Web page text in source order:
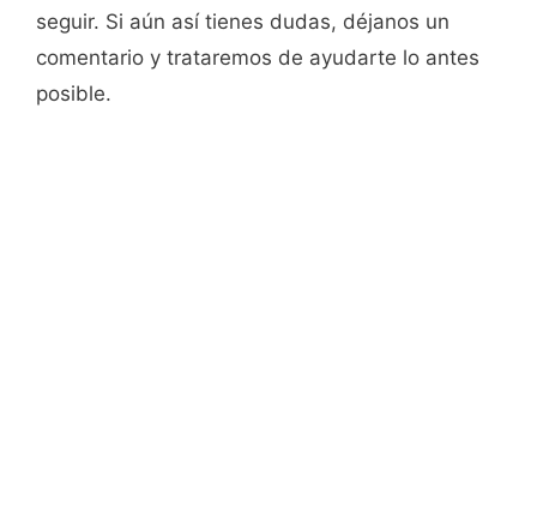
seguir. Si aún así tienes dudas, déjanos un
comentario y trataremos de ayudarte lo antes
posible.